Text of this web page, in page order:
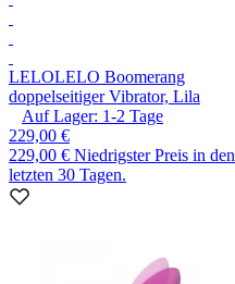
LELOLELO Boomerang
doppelseitiger Vibrator, Lila
Auf Lager: 1-2 Tage
229,00 €
229,00 € Niedrigster Preis in den
letzten 30 Tagen.